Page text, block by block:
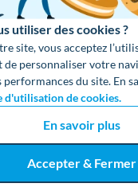
utiliser des cookies ?
site, vous acceptez
personnaliser votre
performances du site. En
d'utilisation de cookies.
En savoir plus
Accepter & Fermer
09 75 18 60 60(8h-
75018 Paris
Fait avec ⚡ par Hello